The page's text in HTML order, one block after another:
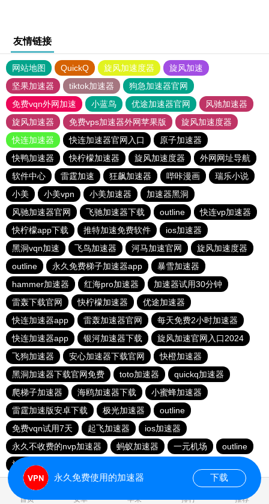
友情链接
网站地图 QuickQ 旋风加速度器
旋风加速
坚果加速器
tiktok加速器
狗急加速器官网
免费vqn外网加速
小蓝鸟 优途加速器官网
风驰加速器
旋风加速器
免费vps加速器外网苹果版
旋风加速度器
快连加速器
快连加速器官网入口
原子加速器
快鸭加速器
快柠檬加速器 旋风加速度器
外网网址导航
软件中心
雷霆加速 狂飙加速器 哔咔漫画
瑞乐小说
小美
小美vpn 小美加速器
加速器黑洞
风驰加速器官网
飞驰加速器下载 outline
快连vp加速器
快柠檬app下载
推特加速免费软件
ios加速器
黑洞vqn加速
飞鸟加速器 河马加速官网
旋风加速度器
outline
永久免费梯子加速器app
暴雪加速器
hammer加速器
红海pro加速器
加速器试用30分钟
雷轰下载官网
快柠檬加速器
优途加速器
快连加速器app
雷轰加速器官网
每天免费2小时加速器
快连加速器app
银河加速器下载
旋风加速官网入口2024
飞狗加速器
安心加速器下载官网
快橙加速器
黑洞加速器下载官网免费
toto加速器
quickq加速器
爬梯子加速器
海鸥加速器下载
小蜜蜂加速器
雷霆加速版安卓下载
极光加速器
outline
免费vqn试用7天
起飞加速器
ios加速器
永久不收费的nvp加速器
蚂蚁加速器 一元机场
outline
旋风加速度器
首页 安卓 苹果 排行 推荐
永久免费使用的加速器 下载
0.016220s